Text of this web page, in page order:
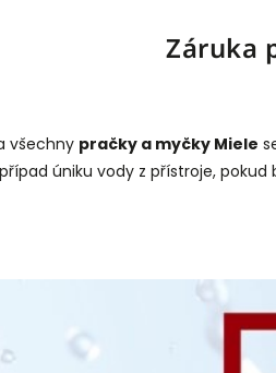
Záruka
všechny pračky a myčky Miele
případ úniku vody z přístroje,